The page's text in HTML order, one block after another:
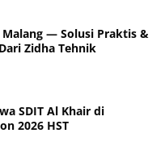
Malang — Solusi Praktis &
Zidha Tehnik
SDIT Al Khair di
2026 HST